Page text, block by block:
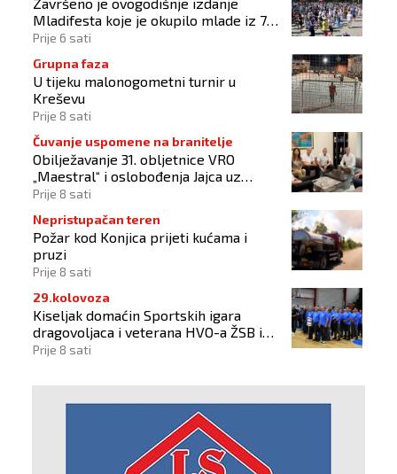
Mladifesta koje je okupilo mlade iz 73
zemlje svijeta
Prije 6 sati
Grupna faza
U tijeku malonogometni turnir u
Kreševu
Prije 8 sati
Čuvanje uspomene na branitelje
Obilježavanje 31. obljetnice VRO
„Maestral“ i oslobođenja Jajca uz
pokroviteljstvo HNS-a BiH
Prije 8 sati
Nepristupačan teren
Požar kod Konjica prijeti kućama i
pruzi
Prije 8 sati
29.kolovoza
Kiseljak domaćin Sportskih igara
dragovoljaca i veterana HVO-a ŽSB i
Dana branitelja
Prije 8 sati